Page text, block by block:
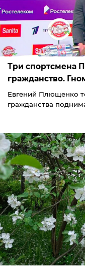
Три спортсмена
гражданство.
Евгений Плющенко
гражданства